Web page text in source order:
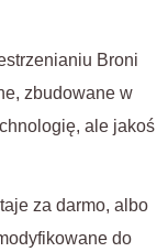
Broni
zbudowane w
ale jakoś
za darmo, albo
do